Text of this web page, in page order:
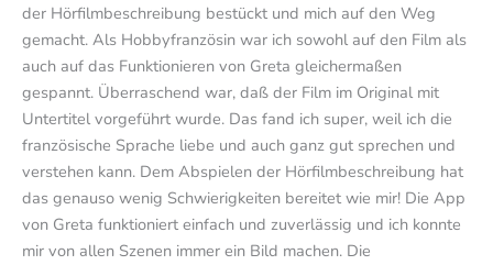
der Hörfilmbeschreibung bestückt und mich auf den Weg
gemacht. Als Hobbyfranzösin war ich sowohl auf den Film als
auch auf das Funktionieren von Greta gleichermaßen
gespannt. Überraschend war, daß der Film im Original mit
Untertitel vorgeführt wurde. Das fand ich super, weil ich die
französische Sprache liebe und auch ganz gut sprechen und
verstehen kann. Dem Abspielen der Hörfilmbeschreibung hat
das genauso wenig Schwierigkeiten bereitet wie mir! Die App
von Greta funktioniert einfach und zuverlässig und ich konnte
mir von allen Szenen immer ein Bild machen. Die